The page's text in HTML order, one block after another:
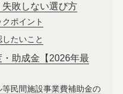
敗しない選び方
ポイント
たいこと
助成金【2026年最
民間施設事業費補助金の